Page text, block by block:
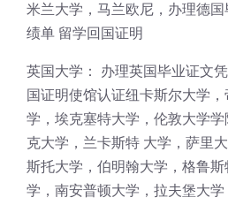
米兰大学，马兰欧尼，办理德
绩单 留学回国证明
英国大学： 办理英国毕业证文
国证明使馆认证纽卡斯尔大学
学，埃克塞特大学，伦敦大学
克大学，兰卡斯特 大学，萨里
斯托大学，伯明翰大学，格鲁
学，南安普顿大学，拉夫堡大